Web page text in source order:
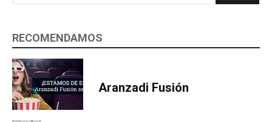
RECOMENDAMOS
Aranzadi Fusión